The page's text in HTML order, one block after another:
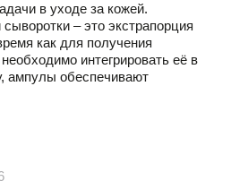
в уходе за кожей.
– это экстрапорция
как для получения
интегрировать её в
ампулы обеспечивают